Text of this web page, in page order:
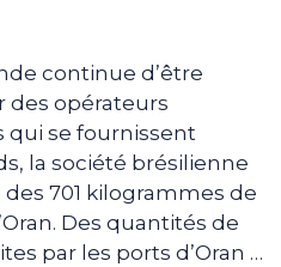
continue d’être
des opérateurs
qui se fournissent
la société brésilienne
701 kilogrammes de
Des quantités de
par les ports d’Oran …